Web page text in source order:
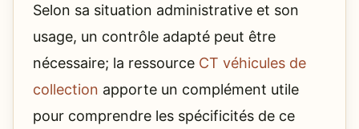
Selon sa situation administrative et son
usage, un contrôle adapté peut être
nécessaire; la ressource CT véhicules de
collection apporte un complément utile
pour comprendre les spécificités de ce